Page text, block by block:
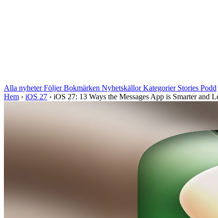
Alla nyheterFöljerBokmärken NyhetskällorKategorier Stories Podd
Hem › iOS 27 › iOS 27: 13 Ways the Messages App is Smarter and